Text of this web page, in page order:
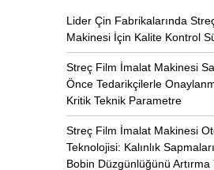
Lider Çin Fabrikalarında
Makinesi İçin Kalite Kontrol
Streç Film İmalat Makinesi
Önce Tedarikçilerle
Kritik Teknik Parametre
Streç Film İmalat Makinesi
Teknolojisi: Kalınlık
Bobin Düzgünlüğünü Artırma